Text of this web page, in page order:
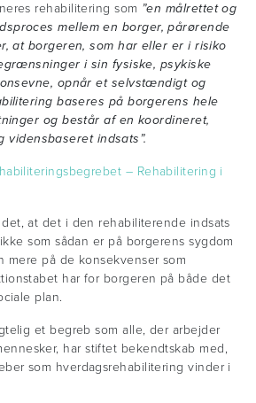
rehabilitering som ”en målrettet og
mellem en borger, pårørende
at borgeren, som har eller er i risiko
i sin fysiske, psykiske
opnår et selvstændigt og
baseres på borgerens hele
og består af en koordineret,
indsats”.
– Rehabilitering i
at det i den rehabiliterende indsats
som sådan er på borgerens sygdom
mere på de konsekvenser som
har for borgeren på både det
plan.
et begreb som alle, der arbejder
har stiftet bekendtskab med,
som hverdagsrehabilitering vinder i